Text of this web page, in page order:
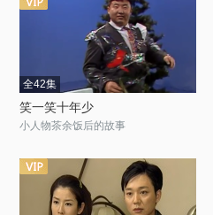
全42集
笑一笑十年少
小人物茶余饭后的故事